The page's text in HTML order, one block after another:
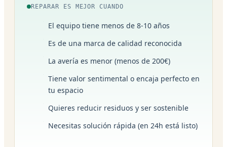
REPARAR ES MEJOR CUANDO
El equipo tiene menos de 8-10 años
Es de una marca de calidad reconocida
La avería es menor (menos de 200€)
Tiene valor sentimental o encaja perfecto en
tu espacio
Quieres reducir residuos y ser sostenible
Necesitas solución rápida (en 24h está listo)